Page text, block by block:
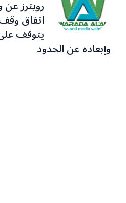
رويترز عن
اتفاق
يتوقف
وإبعاده عن الحدود